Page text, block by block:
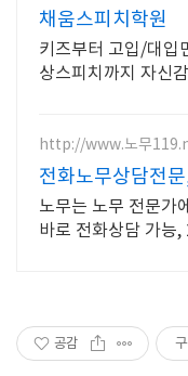
채움스피치학원
키즈부터 고입/대입
상스피치까지 자신
http://www.노무
전화노무상담전
노무는 노무 전문가
바로 전화상담 가능,
공감